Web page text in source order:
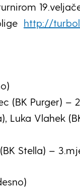
http://
(BK Purger) –
Luka Vlahek
Stella) –